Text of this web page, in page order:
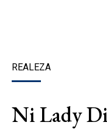
REALEZA
Ni Lady